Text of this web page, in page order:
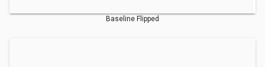
Baseline Flipped